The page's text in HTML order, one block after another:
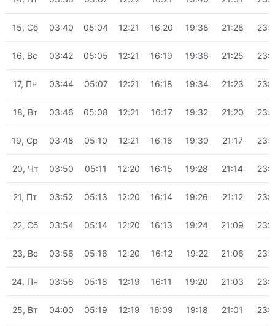
15, Сб 03:40 05:04 12:21 16:20 19:38 21:28
16, Вс 03:42 05:05 12:21 16:19 19:36 21:25
17, Пн 03:44 05:07 12:21 16:18 19:34 21:23
18, Вт 03:46 05:08 12:21 16:17 19:32 21:20
19, Ср 03:48 05:10 12:21 16:16 19:30 21:17
20, Чт 03:50 05:11 12:20 16:15 19:28 21:14
21, Пт 03:52 05:13 12:20 16:14 19:26 21:12
22, Сб 03:54 05:14 12:20 16:13 19:24 21:09
23, Вс 03:56 05:16 12:20 16:12 19:22 21:06
24, Пн 03:58 05:18 12:19 16:11 19:20 21:03
25, Вт 04:00 05:19 12:19 16:09 19:18 21:01